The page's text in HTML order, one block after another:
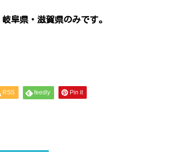
阜県・滋賀県のみです。
RSS feedly Pin it